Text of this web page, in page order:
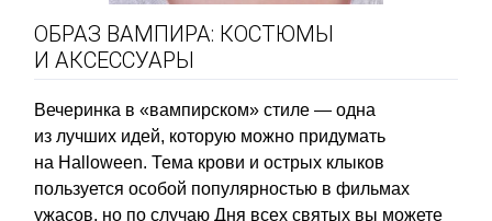
ОБРАЗ ВАМПИРА: КОСТЮМЫ
И АКСЕССУАРЫ
Вечеринка в «вампирском» стиле — одна
из лучших идей, которую можно придумать
на Halloween. Тема крови и острых клыков
пользуется особой популярностью в фильмах
ужасов, но по случаю Дня всех святых вы можете